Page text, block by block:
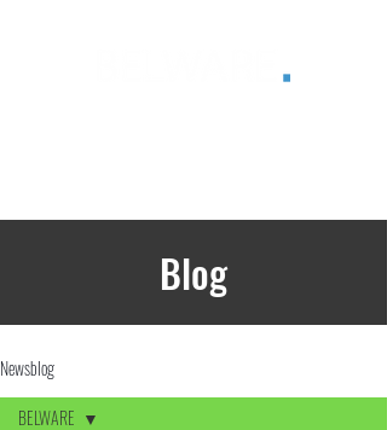
Blog
Newsblog
BELWARE